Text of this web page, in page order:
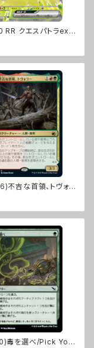
クエスパトラex
不吉な首領、トヴォラ
Dire Overlord
毒を選べ/Pick Your